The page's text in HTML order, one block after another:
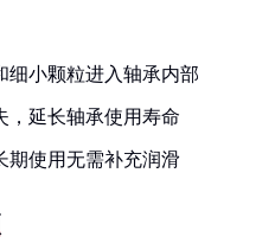
细小颗粒进入轴承内部
，延长轴承使用寿命
期使用无需补充润滑